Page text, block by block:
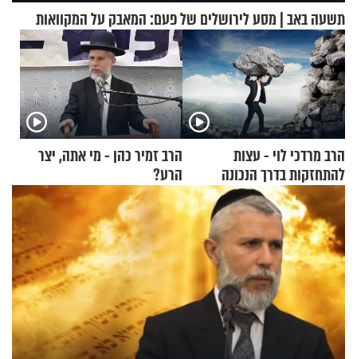
תשעה באב | מסע לירושלים של פעם: המאבק על המקוואות
הרב מרדכי לוי - עצות
להתחזקות בדרך הנכונה
הרב זמיר כהן - מי אתה, יצר
הרע?